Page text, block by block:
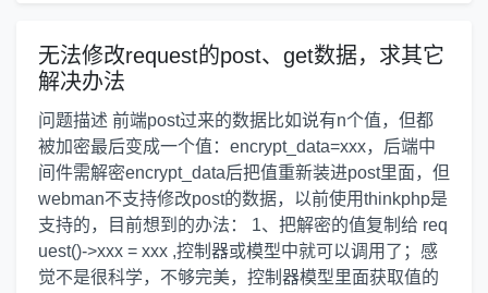
无法修改request的post、get数据，求其它
解决办法
问题描述 前端post过来的数据比如说有n个值，但都
被加密最后变成一个值：encrypt_data=xxx，后端中
间件需解密encrypt_data后把值重新装进post里面，但
webman不支持修改post的数据，以前使用thinkphp是
支持的，目前想到的办法： 1、把解密的值复制给 req
uest()->xxx = xxx ,控制器或模型中就可以调用了；感
觉不是很科学，不够完美，控制器模型里面获取值的